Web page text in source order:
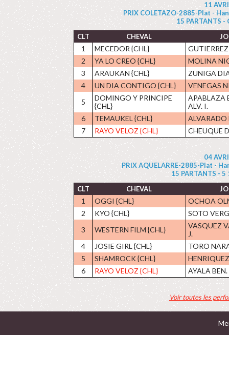
11
PRIX COLETAZO-2885-Plat -
15 PARTANTS -
CLT
CHEVAL
1 MECEDOR {CHL}
2
YA LO CREO {CHL}
MOLINA
3
ARAUKAN {CHL}
ZUNIGA
4
UN DIA CONTIGO {CHL}
VENEGAS
5
DOMINGO Y PRINCIPE
{CHL}
APABLAZA
ALV. I.
6
TEMAUKEL {CHL}
ALVARADO
7
RAYO VELOZ {CHL} CHEUQUE
04
PRIX AQUELARRE-2885-Plat -
15 PARTANTS -
CLT
CHEVAL
1 OGGI {CHL}
OCHOA
2
KYO {CHL}
SOTO
3
WESTERN FILM {CHL}
VASQUEZ
J.
4
JOSIE GIRL {CHL}
TORO
5
SHAMROCK {CHL}
6
RAYO VELOZ {CHL} AYALA BEN.
Voir toutes les